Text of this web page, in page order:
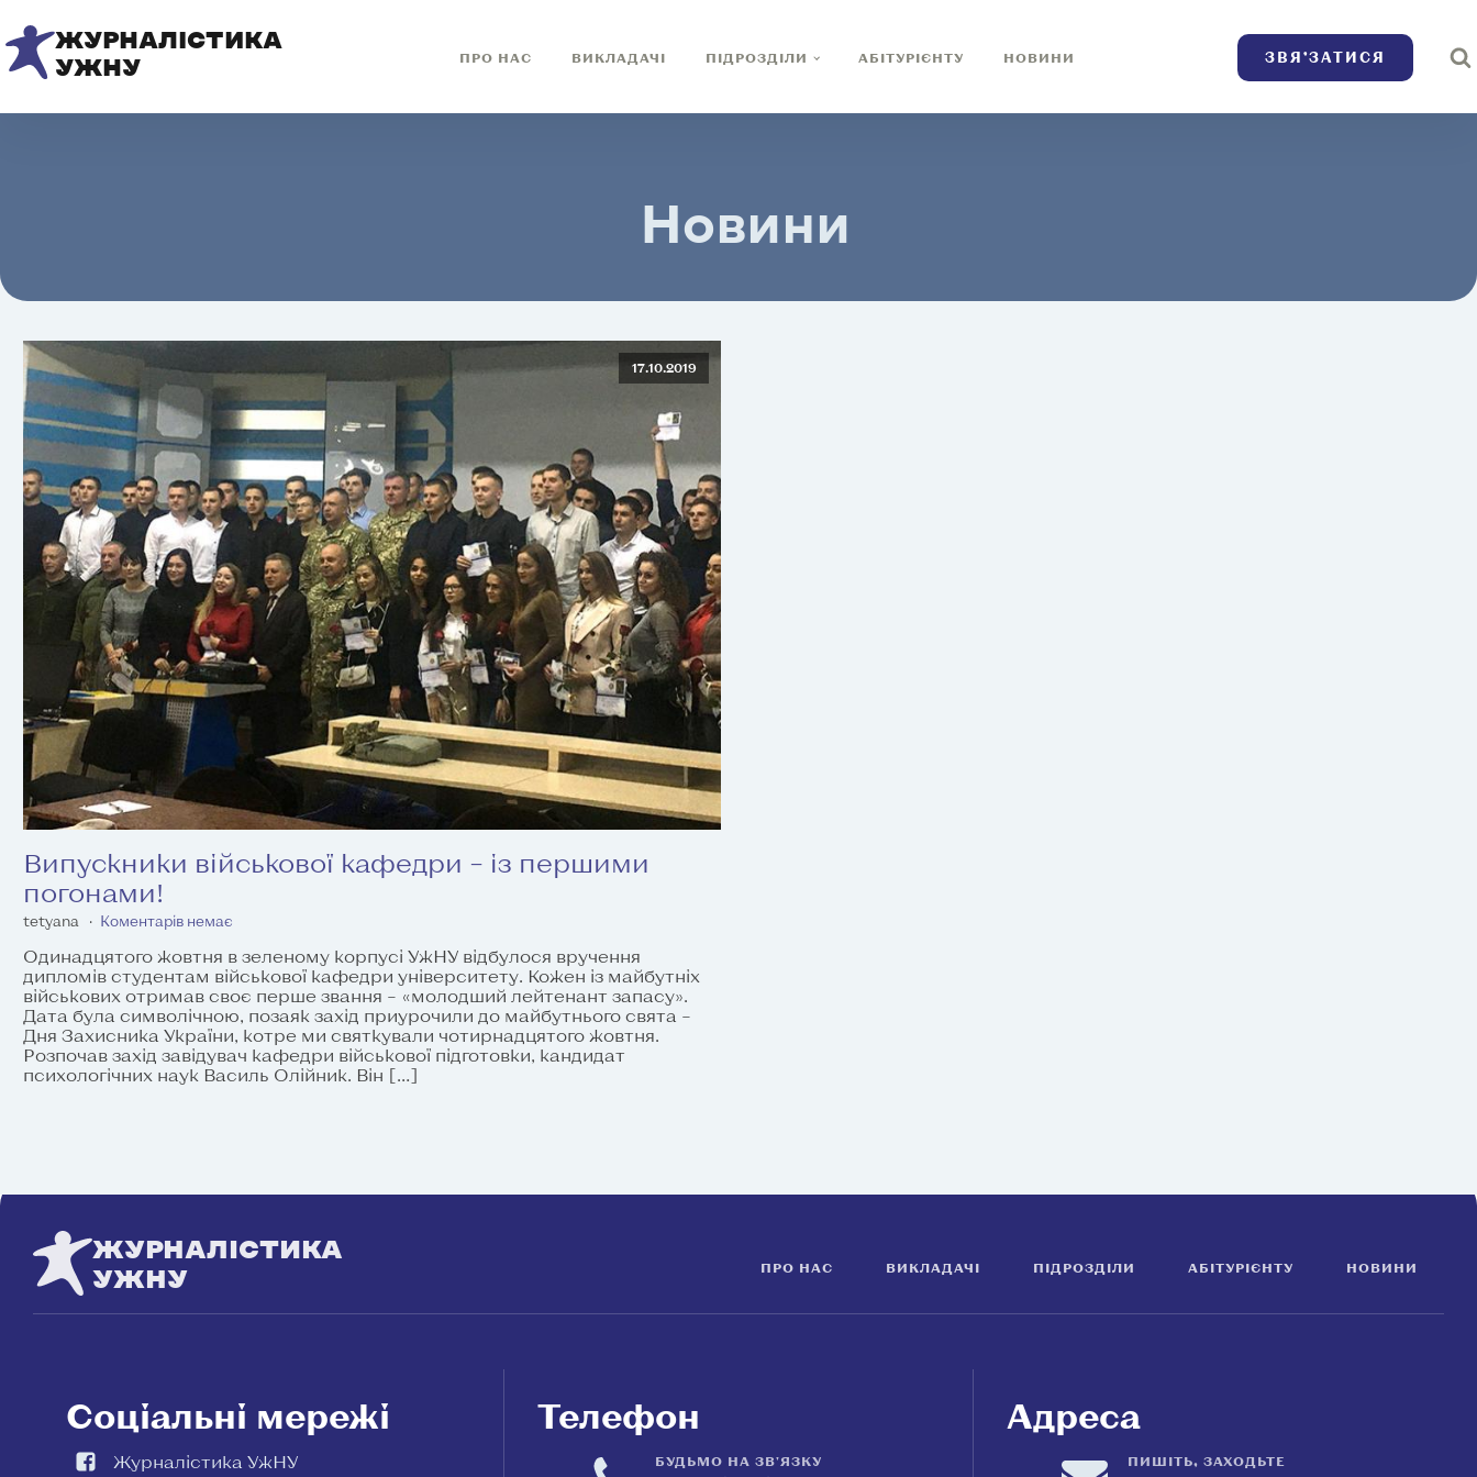
ЖУРНАЛІСТИКА
УЖНУ
ПРО НАС ВИКЛАДАЧІ ПІДРОЗДІЛИ АБІТУРІЄНТУ НОВИНИ ЗВЯ’ЗАТИСЯ
Новини
17.10.2019
Випускники військової кафедри – із першими
погонами!
tetyana Коментарів немає
Одинадцятого жовтня в зеленому корпусі УжНУ відбулося вручення
дипломів студентам військової кафедри університету. Кожен із майбутніх
військових отримав своє перше звання – «молодший лейтенант запасу».
Дата була символічною, позаяк захід приурочили до майбутнього свята –
Дня Захисника України, котре ми святкували чотирнадцятого жовтня.
Розпочав захід завідувач кафедри військової підготовки, кандидат
психологічних наук Василь Олійник. Він […]
ЖУРНАЛІСТИКА
УЖНУ
ПРО НАС ВИКЛАДАЧІ ПІДРОЗДІЛИ АБІТУРІЄНТУ НОВИНИ
Соціальні мережі
Журналістика УжНУ
Телефон
БУДЬМО НА ЗВ'ЯЗКУ
Адреса
ПИШІТЬ, ЗАХОДЬТЕ